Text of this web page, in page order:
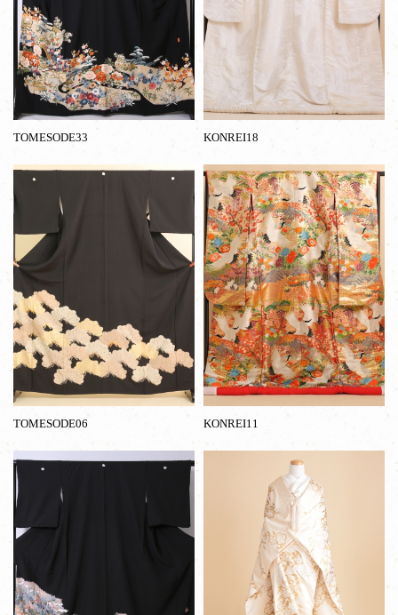
TOMESODE33 KONREI18
TOMESODE06 KONREI11